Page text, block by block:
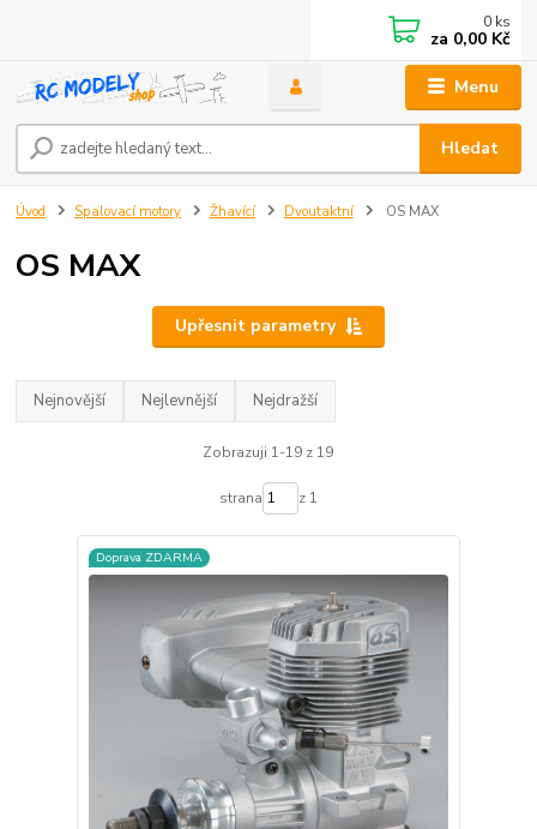
Menu
Hledat
0 ks
za 0,00 Kč
Úvod Spalovací motory Žhavící Dvoutaktní OS MAX
OS MAX
Upřesnit parametry
Nejnovější Nejlevnější Nejdražší
Zobrazuji 1-19 z 19
strana z 1
Doprava ZDARMA